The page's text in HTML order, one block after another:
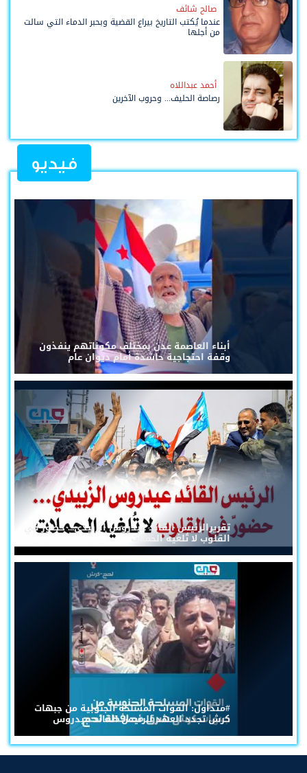
صالح شائف
عندما يُكتب التاريخ بيراع القضية وبحبر الدماء التي سالت
من أجلها
أحمد عبداللاه
رصاصة الحليف... وحروب الآخرين
فيديو
أبناء العاصمة عدن بمختلف مكوناتهم ينفذون
وقفة احتجاجية حاشدة أمام ديوان عام
تقريرالرئيس القائد عيدروس الزُبيدي... حضورٌ في
القلوب لا تُلغيه الحملات
#متداول: القوات المسلحة الجنوبية من جبهات
كرش تجدد العهد للرئيس القائد عيدروس